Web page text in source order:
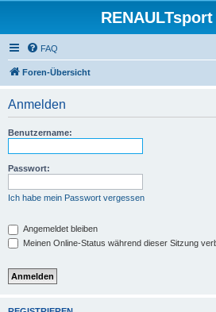
FAQ
Foren-Übersicht
Anmelden
Benutzername:
Passwort:
Ich habe mein Passwort vergessen
Angemeldet bleiben
Meinen Online-Status während dieser Sitzung